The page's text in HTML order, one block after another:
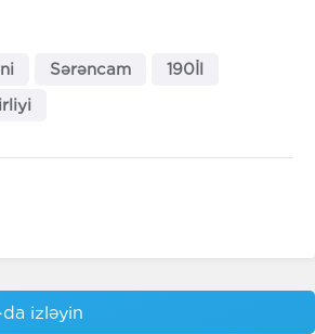
Sərəncam
190İl
izləyin